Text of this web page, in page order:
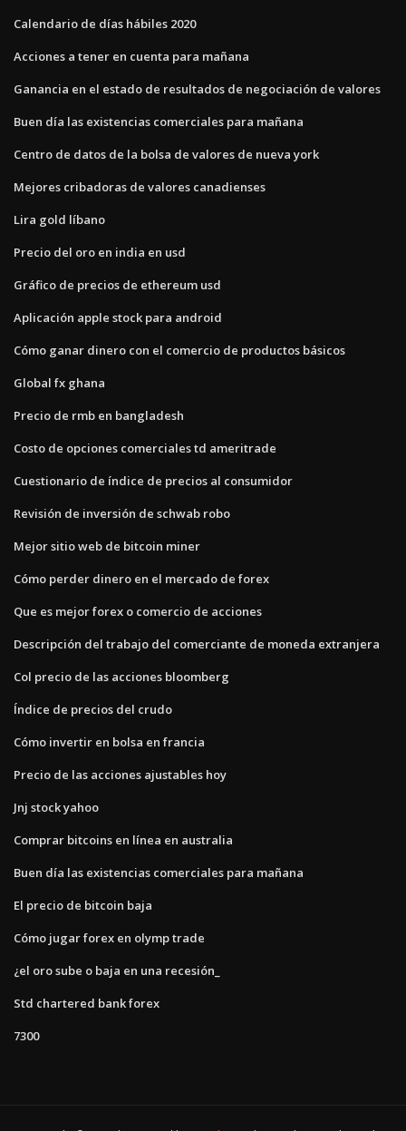
Calendario de días hábiles 2020
Acciones a tener en cuenta para mañana
Ganancia en el estado de resultados de negociación de valores
Buen día las existencias comerciales para mañana
Centro de datos de la bolsa de valores de nueva york
Mejores cribadoras de valores canadienses
Lira gold líbano
Precio del oro en india en usd
Gráfico de precios de ethereum usd
Aplicación apple stock para android
Cómo ganar dinero con el comercio de productos básicos
Global fx ghana
Precio de rmb en bangladesh
Costo de opciones comerciales td ameritrade
Cuestionario de índice de precios al consumidor
Revisión de inversión de schwab robo
Mejor sitio web de bitcoin miner
Cómo perder dinero en el mercado de forex
Que es mejor forex o comercio de acciones
Descripción del trabajo del comerciante de moneda extranjera
Col precio de las acciones bloomberg
Índice de precios del crudo
Cómo invertir en bolsa en francia
Precio de las acciones ajustables hoy
Jnj stock yahoo
Comprar bitcoins en línea en australia
Buen día las existencias comerciales para mañana
El precio de bitcoin baja
Cómo jugar forex en olymp trade
¿el oro sube o baja en una recesión_
Std chartered bank forex
7300